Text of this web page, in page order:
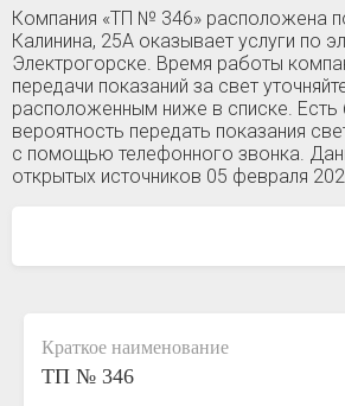
Компания «ТП № 346» расположена
Калинина, 25А оказывает услуги по
Электрогорске. Время работы
передачи показаний за свет
расположенным ниже в списке.
вероятность передать показания
с помощью телефонного звонка.
открытых источников 05 февраля
Краткое наименование
ТП № 346